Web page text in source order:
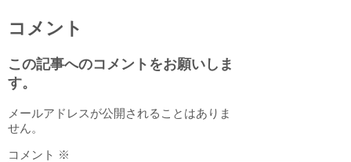
コメント
この記事へのコメントをお願いしま
す。
メールアドレスが公開されることはありま
せん。
コメント ※